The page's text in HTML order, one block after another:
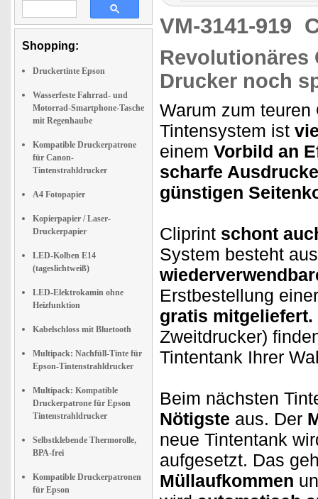
Shopping:
Druckertinte Epson
Wasserfeste Fahrrad- und
Motorrad-Smartphone-Tasche
mit Regenhaube
Kompatible Druckerpatrone
für Canon-
Tintenstrahldrucker
A4 Fotopapier
Kopierpapier / Laser-
Druckerpapier
LED-Kolben E14
(tageslichtweiß)
LED-Elektrokamin ohne
Heizfunktion
Kabelschloss mit Bluetooth
Multipack: Nachfüll-Tinte für
Epson-Tintenstrahldrucker
Multipack: Kompatible
Druckerpatrone für Epson
Tintenstrahldrucker
Selbstklebende Thermorolle,
BPA-frei
Kompatible Druckerpatronen
für Epson
VM-3141-919
Revolutionäres
Drucker noch
Warum zum
Tintensystem ist
einem Vorbild an
scharfe Ausdrucke
günstigen
Cliprint schont
System besteht
Erstbestellung
gratis mitgeliefert.
Zweitdrucker)
Tintentank Ihrer
Beim nächsten
Nötigste aus. Der
neue Tintentank
aufgesetzt. Das
Müllaufkommen